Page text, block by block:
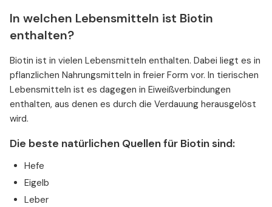
In welchen Lebensmitteln ist Biotin
enthalten?
Biotin ist in vielen Lebensmitteln enthalten. Dabei liegt es in
pflanzlichen Nahrungsmitteln in freier Form vor. In tierischen
Lebensmitteln ist es dagegen in Eiweißverbindungen
enthalten, aus denen es durch die Verdauung herausgelöst
wird.
Die beste natürlichen Quellen für Biotin sind:
Hefe
Eigelb
Leber